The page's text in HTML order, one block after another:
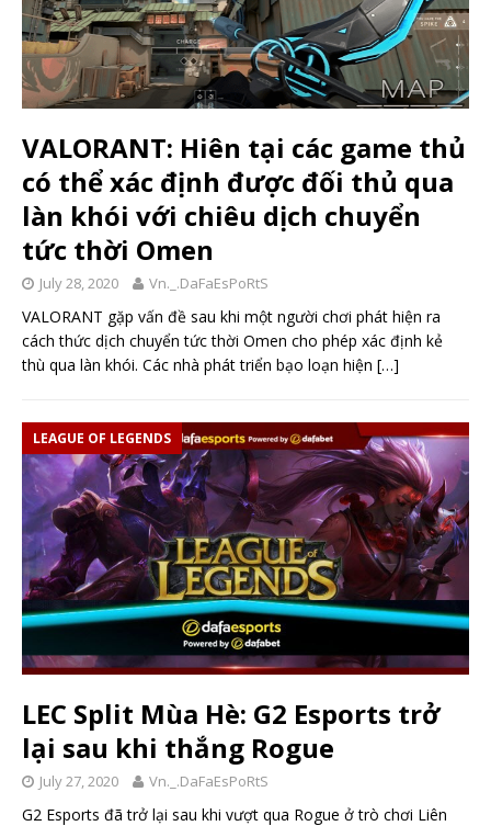
VALORANT: Hiên tại các game thủ
có thể xác định được đối thủ qua
làn khói với chiêu dịch chuyển
tức thời Omen
July 28, 2020 Vn._.DaFaEsPoRtS
VALORANT gặp vấn đề sau khi một người chơi phát hiện ra
cách thức dịch chuyển tức thời Omen cho phép xác định kẻ
thù qua làn khói. Các nhà phát triển bạo loạn hiện […]
LEAGUE OF LEGENDS
LEC Split Mùa Hè: G2 Esports trở
lại sau khi thắng Rogue
July 27, 2020 Vn._.DaFaEsPoRtS
G2 Esports đã trở lại sau khi vượt qua Rogue ở trò chơi Liên